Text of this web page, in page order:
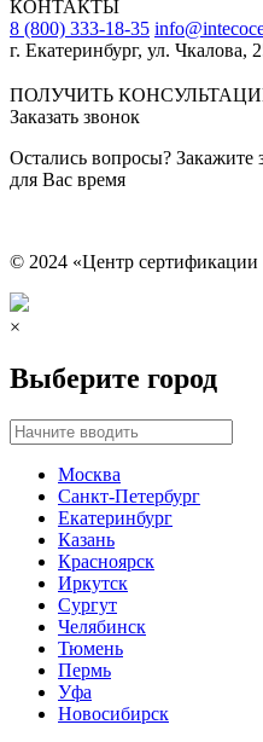
КОНТАКТЫ
8 (800) 333-18-35
г. Екатеринбург, ул. Чкалова,
ПОЛУЧИТЬ
Заказать звонок
Остались вопросы? Закажите
для Вас время
© 2024 «Центр
×
Выберите город
Москва
Санкт-Петербург
Екатеринбург
Казань
Красноярск
Иркутск
Сургут
Челябинск
Тюмень
Пермь
Уфа
Новосибирск